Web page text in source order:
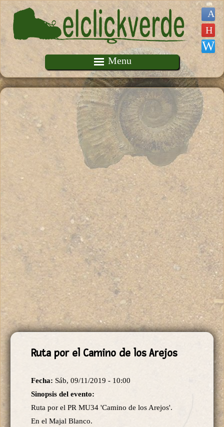
Pasar al contenido principal
Menu
Ruta por el Camino de los Arejos
Fecha: Sáb, 09/11/2019 - 10:00
Sinopsis del evento:
Ruta por el PR MU34 'Camino de los Arejos'.
En el Majal Blanco.